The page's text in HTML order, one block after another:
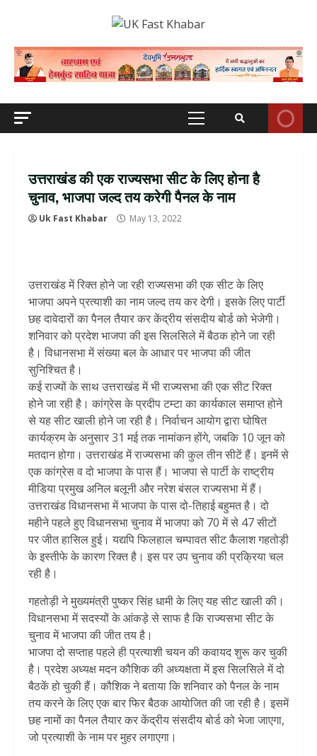
Primary
उत्तराखंड की एक राज्यसभा सीट के लिए होना है
चुनाव, भाजपा जल्द तय करेगी पैनल के नाम
Uk Fast Khabar May 13, 2022
उत्तराखंड में रिक्त होने जा रही राज्यसभा की एक सीट के लिए
भाजपा अपने प्रत्याशी का नाम जल्द तय कर देगी। इसके लिए पार्टी
छह दावेदारों का पैनल तैयार कर केंद्रीय संसदीय बोर्ड को भेजेगी।
शनिवार को प्रदेश भाजपा की इस सिलसिले में बैठक होने जा रही
है। विधानसभा में संख्या बल के आधार पर भाजपा की जीत
सुनिश्चित है।
कई राज्यों के साथ उत्तराखंड में भी राज्यसभा की एक सीट रिक्त
होने जा रही है। कांग्रेस के प्रदीप टम्टा का कार्यकाल समाप्त होने
से यह सीट खाली होने जा रही है। निर्वाचन आयोग द्वारा घोषित
कार्यक्रम के अनुसार 31 मई तक नामांकन होंगे, जबकि 10 जून को
मतदान होगा। उत्तराखंड में राज्यसभा की कुल तीन सीटें हैं। इनमें से
एक कांग्रेस व दो भाजपा के पास हैं। भाजपा से पार्टी के राष्ट्रीय
मीडिया प्रमुख अनिल बलूनी और नरेश बंसल राज्यसभा में हैं।
उत्तराखंड विधानसभा में भाजपा के पास दो-तिहाई बहुमत है। दो
महीने पहले हुए विधानसभा चुनाव में भाजपा को 70 में से 47 सीटों
पर जीत हासिल हुई। यद्यपि फिलहाल चम्पावत सीट कैलाश गहतोड़ी
के इस्तीफे के कारण रिक्त है। इस पर उप चुनाव की प्रक्रिया चल
रही है।
गहतोड़ी ने मुख्यमंत्री पुष्कर सिंह धामी के लिए यह सीट खाली की।
विधानसभा में सदस्यों के आंकड़े से साफ है कि राज्यसभा सीट के
चुनाव में भाजपा की जीत तय है।
भाजपा दो सप्ताह पहले ही प्रत्याशी चयन की कवायद शुरू कर चुकी
है। प्रदेश अध्यक्ष मदन कौशिक की अध्यक्षता में इस सिलसिले में दो
बैठकें हो चुकी हैं। कौशिक ने बताया कि शनिवार को पैनल के नाम
तय करने के लिए एक बार फिर बैठक आयोजित की जा रही है। इसमें
छह नामों का पैनल तैयार कर केंद्रीय संसदीय बोर्ड को भेजा जाएगा,
जो प्रत्याशी के नाम पर मुहर लगाएगा।